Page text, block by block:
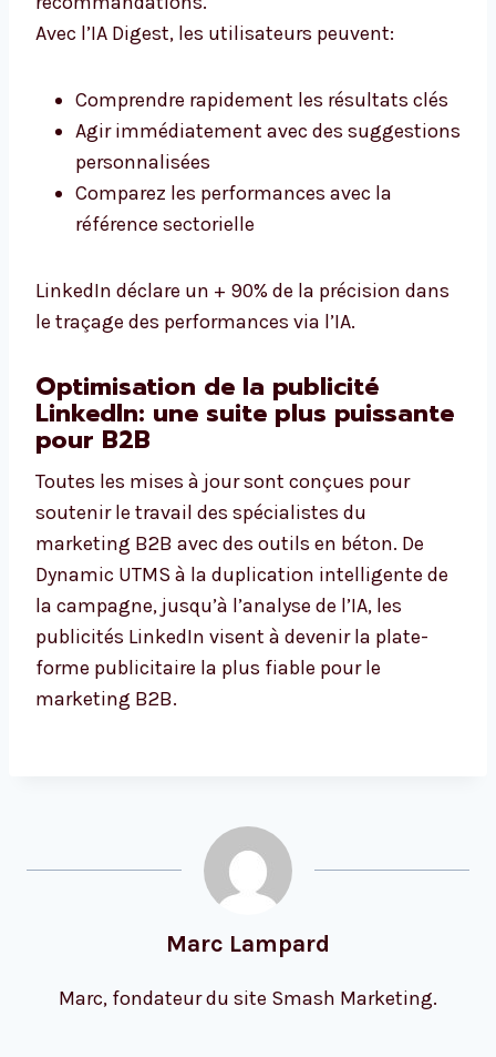
Avec l’IA Digest, les utilisateurs peuvent:
Comprendre rapidement les résultats clés
Agir immédiatement avec des suggestions
personnalisées
Comparez les performances avec la
référence sectorielle
LinkedIn déclare un + 90% de la précision dans
le traçage des performances via l’IA.
Optimisation de la publicité
LinkedIn: une suite plus puissante
pour B2B
Toutes les mises à jour sont conçues pour
soutenir le travail des spécialistes du
marketing B2B avec des outils en béton. De
Dynamic UTMS à la duplication intelligente de
la campagne, jusqu’à l’analyse de l’IA, les
publicités LinkedIn visent à devenir la plate-
forme publicitaire la plus fiable pour le
marketing B2B.
Marc Lampard
Marc, fondateur du site Smash Marketing.